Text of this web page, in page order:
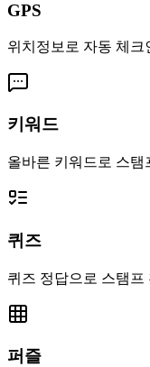
GPS
위치정보로 자동 체크
키워드
올바른 키워드로 스탬
퀴즈
퀴즈 정답으로 스탬프
퍼즐